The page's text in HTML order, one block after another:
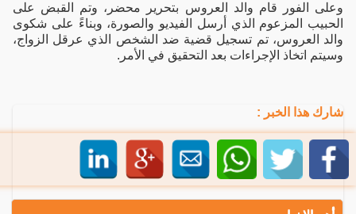
وعلى الفور قام والد العروس بتحرير محضر، وتم القبض على
الحبيب المزعوم الذي أرسل الفيديو والصورة، وبناءً على شكوى
والد العروس، تم تسجيل قضية ضد الشخص الذي عرقل الزواج،
وسيتم اتخاذ الإجراءات بعد التحقيق في الأمر.
شارك هذا الخبر :